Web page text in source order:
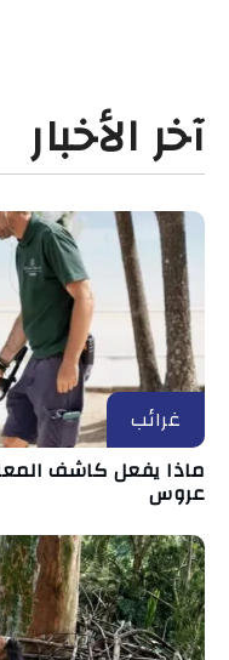
آخر الأخبار
غرائب
ماذا يفعل كاشف
عروس